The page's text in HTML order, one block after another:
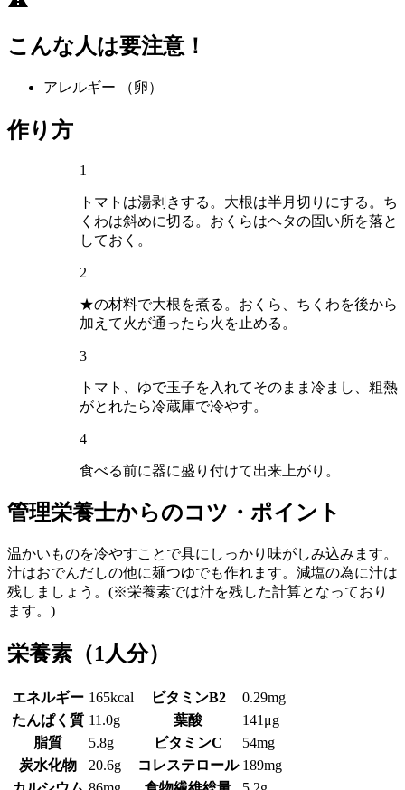
こんな人は要注意！
アレルギー （卵）
作り方
1
トマトは湯剥きする。大根は半月切りにする。ち
くわは斜めに切る。おくらはヘタの固い所を落と
しておく。
2
★の材料で大根を煮る。おくら、ちくわを後から
加えて火が通ったら火を止める。
3
トマト、ゆで玉子を入れてそのまま冷まし、粗熱
がとれたら冷蔵庫で冷やす。
4
食べる前に器に盛り付けて出来上がり。
管理栄養士からのコツ・ポイント
温かいものを冷やすことで具にしっかり味がしみ込みます。
汁はおでんだしの他に麺つゆでも作れます。減塩の為に汁は
残しましょう。(※栄養素では汁を残した計算となっており
ます。)
栄養素 （1人分）
エネルギー 165kcal ビタミンB2
0.29mg
たんぱく質 11.0g 葉酸
141μg
脂質
5.8g ビタミンC
54mg
炭水化物
20.6g コレステロール 189mg